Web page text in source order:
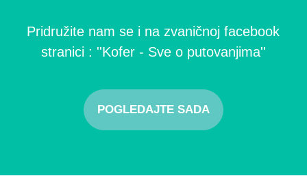
Pridružite nam se i na zvaničnoj facebook
stranici : ''Kofer - Sve o putovanjima''
POGLEDAJTE SADA